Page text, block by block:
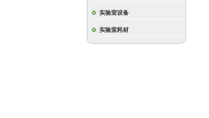
实验室设备
实验室耗材